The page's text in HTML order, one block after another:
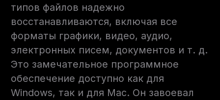
типов файлов надежно
восстанавливаются, включая все
форматы графики, видео, аудио,
электронных писем, документов и т. д.
Это замечательное программное
обеспечение доступно как для
Windows, так и для Mac. Он завоевал